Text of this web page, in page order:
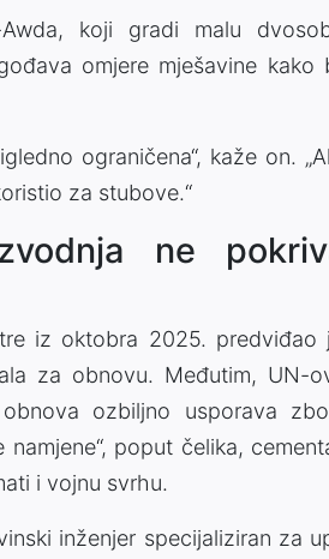
Awda, koji gradi malu
omjere mješavine
ograničena“, kaže on.
za stubove.“
ne
iz oktobra 2025. predviđao
za obnovu. Međutim, UN-
ozbiljno usporava
namjene“, poput čelika,
i vojnu svrhu.
inženjer specijaliziran za